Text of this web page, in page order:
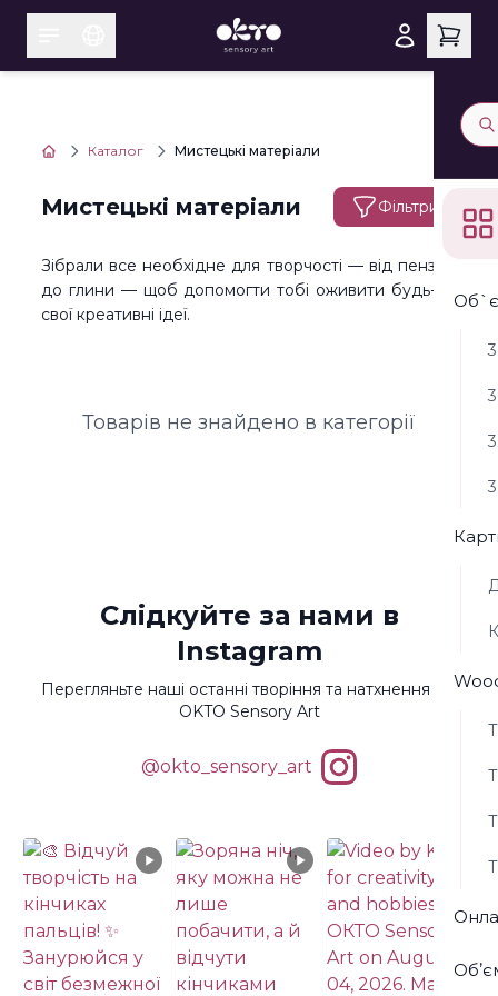
Каталог Мистецькі матеріали
Мистецькі матеріали Фільтри
Зібрали все необхідне для творчості — від пензлів
до глини — щоб допомогти тобі оживити будь-які
свої креативні ідеї.
Товарів не знайдено в категорії
Слідкуйте за нами в
Instagram
Перегляньте наші останні творіння та натхнення від
OKTO Sensory Art
@okto_sensory_art